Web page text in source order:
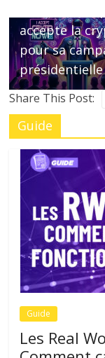
accepte la
pour sa
présidentielle
Share This Post:
Guide
Guide
Les Real